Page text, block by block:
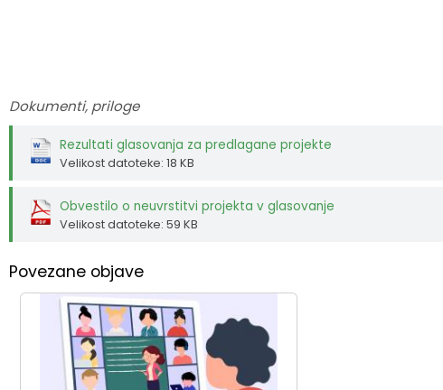
Dokumenti, priloge
Rezultati glasovanja za predlagane projekte
Velikost datoteke: 18 KB
Obvestilo o neuvrstitvi projekta v glasovanje
Velikost datoteke: 59 KB
Povezane objave